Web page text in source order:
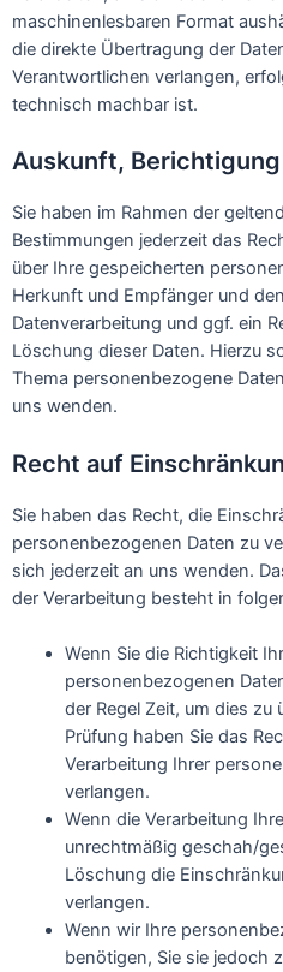
maschinenlesbaren Format
die direkte Übertragung der
Verantwortlichen verlangen,
technisch machbar ist.
Auskunft,
Sie haben im Rahmen der
Bestimmungen jederzeit das
über Ihre gespeicherten
Herkunft und Empfänger und
Datenverarbeitung und ggf. ein
Löschung dieser Daten. Hierzu
Thema personenbezogene
uns wenden.
Recht auf
Sie haben das Recht, die
personenbezogenen Daten zu
sich jederzeit an uns wenden.
der Verarbeitung besteht in
Wenn Sie die Richtigkeit
personenbezogenen
der Regel Zeit, um dies zu
Prüfung haben Sie das
Verarbeitung Ihrer
verlangen.
Wenn die Verarbeitung
unrechtmäßig geschah/
Löschung die
verlangen.
Wenn wir Ihre
benötigen, Sie sie jedoch